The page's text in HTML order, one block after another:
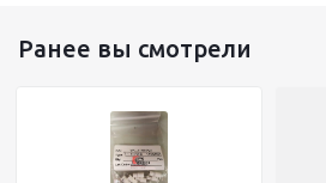
Ранее вы смотрели